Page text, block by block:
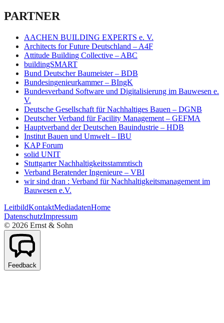
PARTNER
AACHEN BUILDING EXPERTS e. V.
Architects for Future Deutschland – A4F
Attitude Building Collective – ABC
buildingSMART
Bund Deutscher Baumeister – BDB
Bundesingenieurkammer – BIngK
Bundesverband Software und Digitalisierung im Bauwesen e.
V.
Deutsche Gesellschaft für Nachhaltiges Bauen – DGNB
Deutscher Verband für Facility Management – GEFMA
Hauptverband der Deutschen Bauindustrie – HDB
Institut Bauen und Umwelt – IBU
KAP Forum
solid UNIT
Stuttgarter Nachhaltigkeitsstammtisch
Verband Beratender Ingenieure – VBI
wir sind dran : Verband für Nachhaltigkeitsmanagement im
Bauwesen e.V.
LeitbildKontaktMediadatenHome
DatenschutzImpressum
© 2026 Ernst & Sohn
Feedback